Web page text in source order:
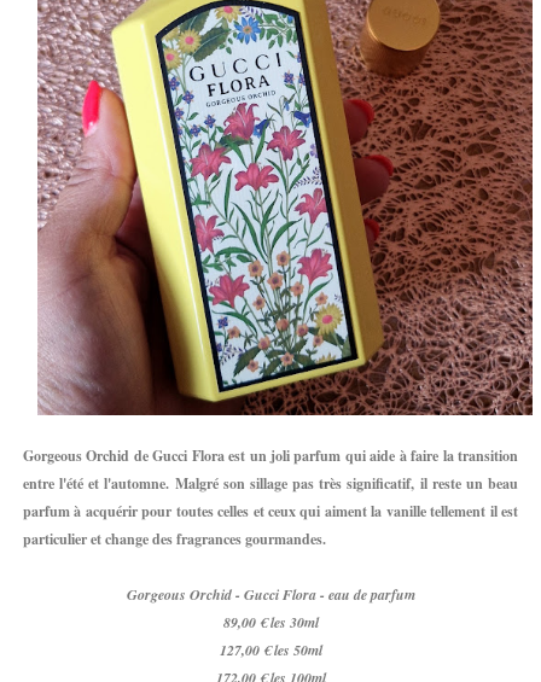
Gorgeous Orchid de Gucci Flora est un joli parfum qui aide à faire la transition
entre l'été et l'automne. Malgré son sillage pas très significatif, il reste un beau
parfum à acquérir pour toutes celles et ceux qui aiment la vanille tellement il est
particulier et change des fragrances gourmandes.
Gorgeous Orchid - Gucci Flora - eau de parfum
89,00 € les 30ml
127,00 € les 50ml
172,00 € les 100ml